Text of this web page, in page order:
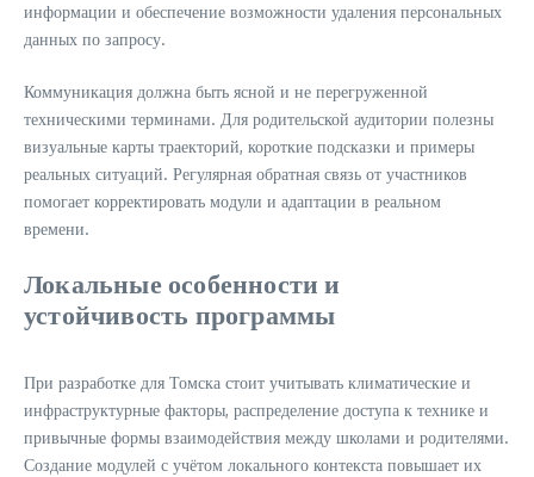
информации и обеспечение возможности удаления персональных
данных по запросу.
Коммуникация должна быть ясной и не перегруженной
техническими терминами. Для родительской аудитории полезны
визуальные карты траекторий, короткие подсказки и примеры
реальных ситуаций. Регулярная обратная связь от участников
помогает корректировать модули и адаптации в реальном
времени.
Локальные особенности и
устойчивость программы
При разработке для Томска стоит учитывать климатические и
инфраструктурные факторы, распределение доступа к технике и
привычные формы взаимодействия между школами и родителями.
Создание модулей с учётом локального контекста повышает их